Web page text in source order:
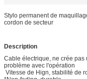
Stylo permanent de
cordon de secteur
Description
Cable électrique, ne crée pas
problème avec l'opération
Vitesse de Hign, stabilité de